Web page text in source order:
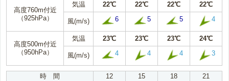
高度760m付近
（925hPa）
気温 22℃ 22℃ 22℃ 22℃
風(m/s) 6 5 5 4
高度500m付近
（950hPa）
気温 23℃ 23℃ 23℃ 24℃
風(m/s) 4 4 4 3
時 間 12 15 18 21